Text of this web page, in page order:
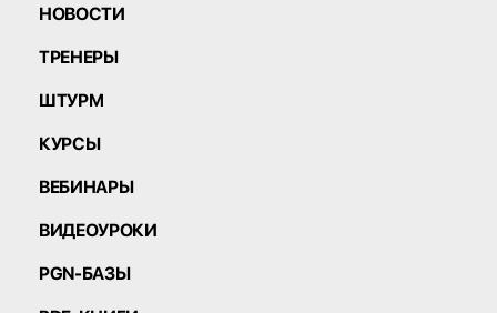
НОВОСТИ
ТРЕНЕРЫ
ШТУРМ
КУРСЫ
ВЕБИНАРЫ
ВИДЕОУРОКИ
PGN-БАЗЫ